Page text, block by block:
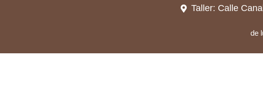
Taller: Calle
de